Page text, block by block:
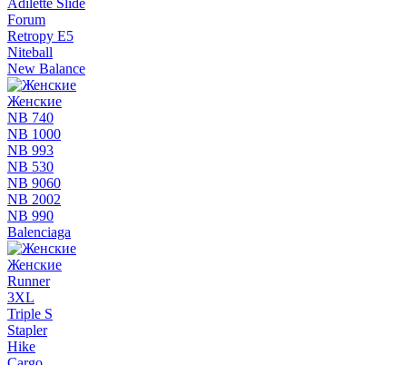
Adilette Slide
Forum
Retropy E5
Niteball
New Balance
Женские
NB 740
NB 1000
NB 993
NB 530
NB 9060
NB 2002
NB 990
Balenciaga
Женские
Runner
3XL
Triple S
Stapler
Hike